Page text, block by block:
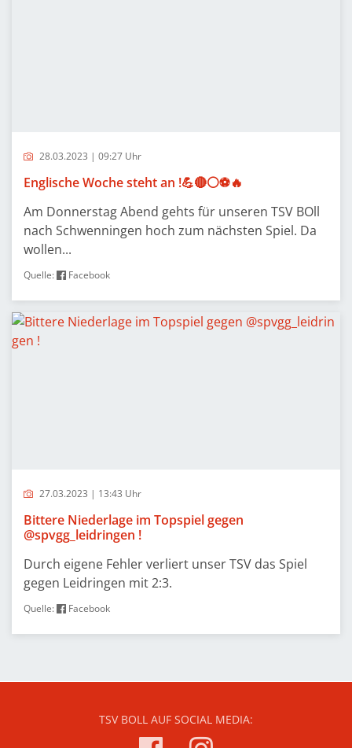
28.03.2023 | 09:27 Uhr
Englische Woche steht an !💪🔴⚪️⚽️🔥
Am Donnerstag Abend gehts für unseren TSV BOll
nach Schwenningen hoch zum nächsten Spiel. Da
wollen...
Quelle: Facebook
27.03.2023 | 13:43 Uhr
Bittere Niederlage im Topspiel gegen
@spvgg_leidringen !
Durch eigene Fehler verliert unser TSV das Spiel
gegen Leidringen mit 2:3.
Quelle: Facebook
TSV BOLL AUF SOCIAL MEDIA: